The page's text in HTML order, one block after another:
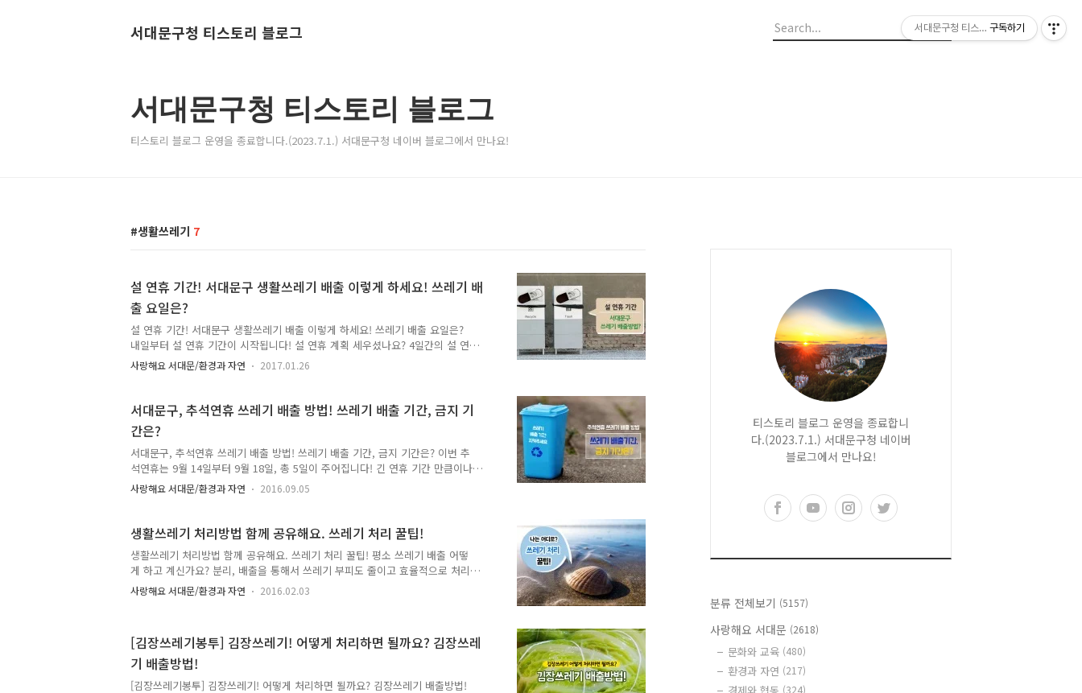
서대문구청 티스토리 블로그
서대문구청 티스토리 블로그
티스토리 블로그 운영을 종료합니다.(2023.7.1.) 서대문구청 네이버 블로그에서 만나요!
생활쓰레기 7
설 연휴 기간! 서대문구 생활쓰레기 배출 이렇게 하세요! 쓰레기 배
출 요일은?
설 연휴 기간! 서대문구 생활쓰레기 배출 이렇게 하세요! 쓰레기 배출 요일은?
내일부터 설 연휴 기간이 시작됩니다! 설 연휴 계획 세우셨나요? 4일간의 설 연
휴 기간 알차게 보내세요~ ^^ 오늘 안내해 드릴 내용은 '설 연휴기간 쓰레기 배
출'에 대해 안내해 드릴게요. 언제 배출하면 될지 Tong지기랑 함께 알아볼까요!
지' 휴무로 폐기물을 수거하지 않습니다. 주민 여러분께서는 불편하시더라도 다
음 사항을 준수하여 쾌적한 명절이 되도록 적극 협조하여 주시기 바랍니다. 폐기
물은 연휴가 끝난 후에 내 집 앞에 내 놓아 주시기 바랍니다. ※ 배출 금지기간 :
2017. 1. 27. (금) ~ 1. 29.(일) -3일간- ※ 정상 배출일..
사랑해요 서대문/환경과 자연 2017.01.26
서대문구, 추석연휴 쓰레기 배출 방법! 쓰레기 배출 기간, 금지 기
간은?
서대문구, 추석연휴 쓰레기 배출 방법! 쓰레기 배출 기간, 금지 기간은? 이번 추
석연휴는 9월 14일부터 9월 18일, 총 5일이 주어집니다! 긴 연휴 기간 만큼이나
알려드릴 내용이 많은데요~ 오늘 알려드릴 내용은 추석 연휴 기간 쓰레기 배출
에 대해 안내해 드릴게요! tong지기가 자세히 알려드릴게요~ 이번 추석 연휴기
레기, 음식물쓰레기, 재활용품을 수거하지 않습니다. 그래서 배출금지 기간이 정
해졌는데요! ※ 배출금지 기간 : 2016. 9. 14.(수) ~ 9. 16.(금) ※ 정상배출 : 2016.
9. 17.(토) 이후 배출요일 저녁 6시부터 배출 ▶ 문의 : 서대문구청 청소행정과 ☎
02-330-1376 추석 연휴기간 중 발..
사랑해요 서대문/환경과 자연 2016.09.05
생활쓰레기 처리방법 함께 공유해요. 쓰레기 처리 꿀팁!
생활쓰레기 처리방법 함께 공유해요. 쓰레기 처리 꿀팁! 평소 쓰레기 배출 어떻
게 하고 계신가요? 분리, 배출을 통해서 쓰레기 부피도 줄이고 효율적으로 처리
하고 있으실텐데요. 하지만 아직도 쓰레기를 배출하면서 소각용과 재활용을 분리
하지 않고 버리거나 재활용이 아닌 쓰레기를 재활용과 함께 버린곤 합니다. 생활
할 수 있답니다. 모든 음식물 쓰레기가 적용되는 것은 아닌데요. 옥수수대, 양파,
마늘 껍질류는 일반쓰레기로 분류해서 버려주셔야 해요. 갑각류, 조개같은 패류
의 껍데기도 마찬가지로 일반쓰레기입니다. 우리구는 지난 2014년 도입한 음식
사랑해요 서대문/환경과 자연 2016.02.03
[김장쓰레기봉투] 김장쓰레기! 어떻게 처리하면 될까요? 김장쓰레
기 배출방법!
[김장쓰레기봉투] 김장쓰레기! 어떻게 처리하면 될까요? 김장쓰레기 배출방법!
티스토리 블로그 운영을 종료합니
다.(2023.7.1.) 서대문구청 네이버
블로그에서 만나요!
분류 전체보기 (5157)
사랑해요 서대문 (2618)
문화와 교육 (480)
환경과 자연 (217)
(324)
서대문구청 티스토리 블로그
구독하기